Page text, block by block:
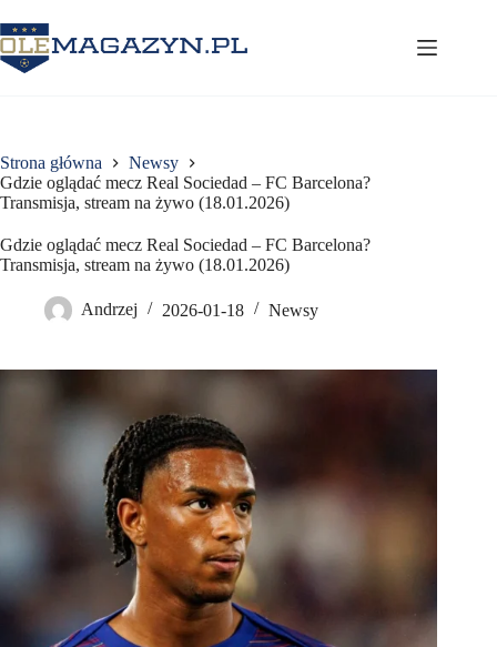
do
treści
Strona główna
Newsy
Gdzie oglądać mecz Real Sociedad – FC Barcelona?
Transmisja, stream na żywo (18.01.2026)
Gdzie oglądać mecz Real Sociedad – FC Barcelona?
Transmisja, stream na żywo (18.01.2026)
Andrzej 2026-01-18 Newsy